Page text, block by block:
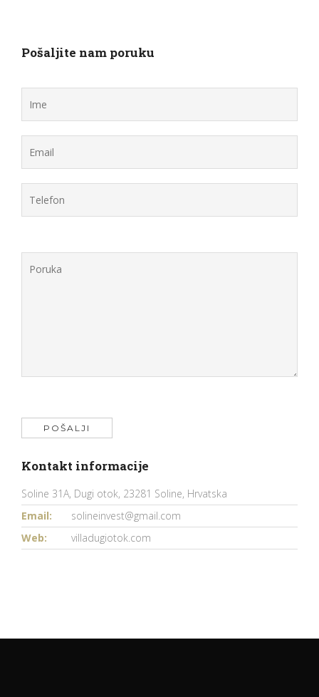
Pošaljite nam poruku
Kontakt informacije
Soline 31A, Dugi otok, 23281 Soline, Hrvatska
Email:
solineinvest@gmail.com
Web:
villadugiotok.com